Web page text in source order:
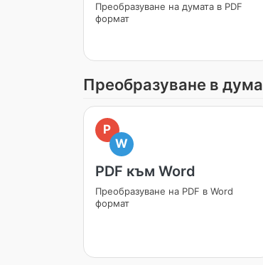
Преобразуване на думата в PDF
формат
Преобразуване в дума
P
W
PDF към Word
Преобразуване на PDF в Word
формат